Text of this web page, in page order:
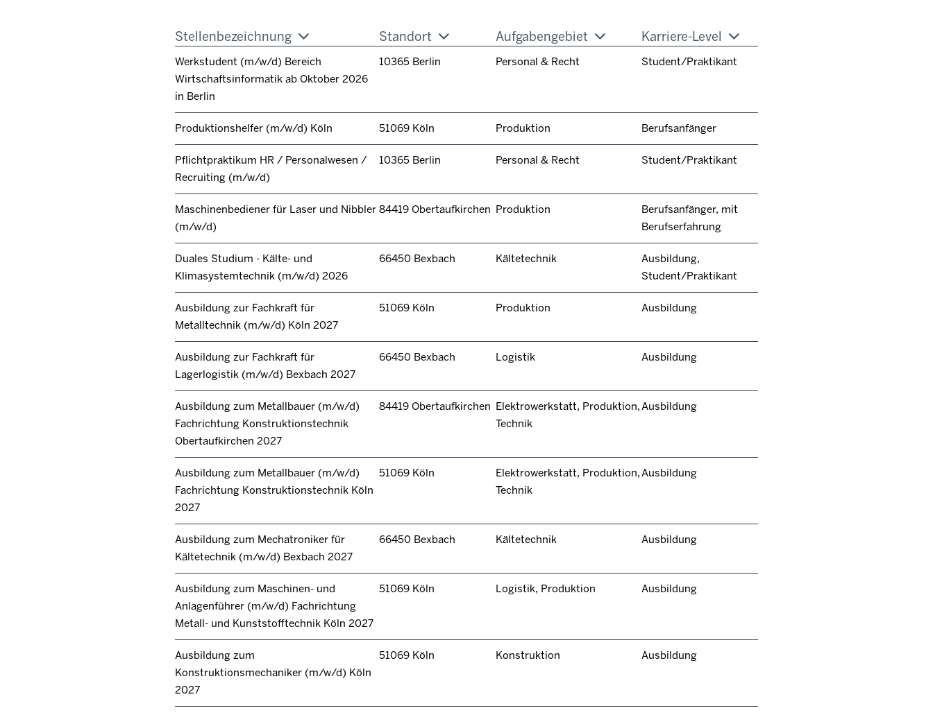
Stellenbezeichnung Standort Aufgabengebiet Karriere-Level
Werkstudent (m/w/d) Bereich
Wirtschaftsinformatik ab Oktober 2026
in Berlin
10365 Berlin Personal & Recht Student/Praktikant
Produktionshelfer (m/w/d) Köln 51069 Köln Produktion Berufsanfänger
Pflichtpraktikum HR / Personalwesen /
Recruiting (m/w/d)
10365 Berlin Personal & Recht Student/Praktikant
Maschinenbediener für Laser und Nibbler
(m/w/d)
84419 Obertaufkirchen Produktion
Berufsanfänger, mit
Berufserfahrung
Duales Studium - Kälte- und
Klimasystemtechnik (m/w/d) 2026
66450 Bexbach Kältetechnik
Ausbildung,
Student/Praktikant
Ausbildung zur Fachkraft für
Metalltechnik (m/w/d) Köln 2027
51069 Köln Produktion Ausbildung
Ausbildung zur Fachkraft für
Lagerlogistik (m/w/d) Bexbach 2027
66450 Bexbach Logistik Ausbildung
Ausbildung zum Metallbauer (m/w/d)
Fachrichtung Konstruktionstechnik
Obertaufkirchen 2027
84419 Obertaufkirchen Elektrowerkstatt, Produktion,
Technik
Ausbildung
Ausbildung zum Metallbauer (m/w/d)
Fachrichtung Konstruktionstechnik Köln
2027
51069 Köln
Elektrowerkstatt, Produktion,
Technik
Ausbildung
Ausbildung zum Mechatroniker für
Kältetechnik (m/w/d) Bexbach 2027
66450 Bexbach Kältetechnik Ausbildung
Ausbildung zum Maschinen- und
Anlagenführer (m/w/d) Fachrichtung
Metall- und Kunststofftechnik Köln 2027
51069 Köln Logistik, Produktion Ausbildung
Ausbildung zum
Konstruktionsmechaniker (m/w/d) Köln
2027
51069 Köln Konstruktion Ausbildung